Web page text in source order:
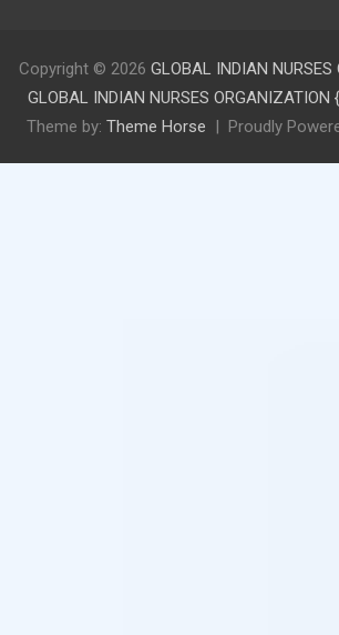
Copyright © 2026 GLOBAL INDIAN NURSES
GLOBAL INDIAN NURSES ORGANIZATION
Theme by: Theme Horse Proudly